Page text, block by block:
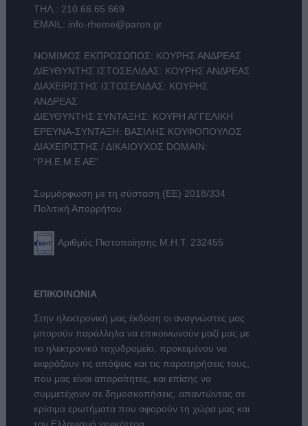
ΤΗΛ.: 210 66.65.669
EMAIL: info-rheme@paron.gr
ΝΟΜΙΜΟΣ ΕΚΠΡΟΣΩΠΟΣ: ΚΟΥΡΗΣ ΑΝΔΡΕΑΣ
ΔΙΕΥΘΥΝΤΗΣ ΙΣΤΟΣΕΛΙΔΑΣ: ΚΟΥΡΗΣ ΑΝΔΡΕΑΣ
ΔΙΑΧΕΙΡΙΣΤΗΣ ΙΣΤΟΣΕΛΙΔΑΣ: ΚΟΥΡΗΣ
ΑΝΔΡΕΑΣ
ΔΙΕΥΘΥΝΤΗΣ ΣΥΝΤΑΞΗΣ: ΚΟΥΡΗ ΑΓΓΕΛΙΚΗ
ΕΡΕΥΝΑ-ΣΥΝΤΑΞΗ: ΒΑΣΙΛΗΣ ΚΟΥΦΟΠΟΥΛΟΣ
ΔΙΑΧΕΙΡΙΣΤΗΣ / ΔΙΚΑΙΟΥΧΟΣ DOMAIN:
"Ρ.Η.Ε.Μ.Ε ΑΕ"
Συμμόρφωση με τη σύσταση (ΕΕ) 2018/334
Πολιτική Απορρήτου
Αριθμός Πιστοποίησης Μ.Η.Τ. 232455
ΕΠΙΚΟΙΝΩΝΙΑ
Στην ηλεκτρονική μας έκδοση οι αναγνώστες μας
μπορούν παράλληλα να επικοινωνούν μαζί μας με
το ηλεκτρονικό ταχυδρομείο, προκειμένου να
εκφράζουν τις απόψεις και τις παρατηρήσεις τους,
που μας είναι απαραίτητες, και επίσης να
συμμετέχουν σε δημοσκοπήσεις, απαντώντας σε
κρίσιμα ερωτήματα που αφορούν τη χώρα μας και